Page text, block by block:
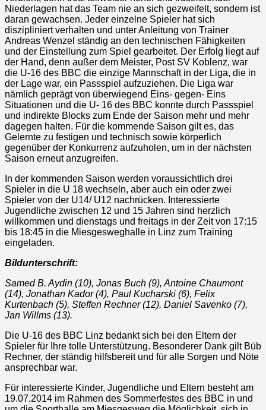
Niederlagen hat das Team nie an sich gezweifelt, sondern ist
daran gewachsen. Jeder einzelne Spieler hat sich
diszipliniert verhalten und unter Anleitung von Trainer
Andreas Wenzel ständig an den technischen Fähigkeiten
und der Einstellung zum Spiel gearbeitet. Der Erfolg liegt auf
der Hand, denn außer dem Meister, Post SV Koblenz, war
die U-16 des BBC die einzige Mannschaft in der Liga, die in
der Lage war, ein Passspiel aufzuziehen. Die Liga war
nämlich geprägt von überwiegend Eins- gegen- Eins
Situationen und die U- 16 des BBC konnte durch Passspiel
und indirekte Blocks zum Ende der Saison mehr und mehr
dagegen halten. Für die kommende Saison gilt es, das
Gelernte zu festigen und technisch sowie körperlich
gegenüber der Konkurrenz aufzuholen, um in der nächsten
Saison erneut anzugreifen.
In der kommenden Saison werden voraussichtlich drei
Spieler in die U 18 wechseln, aber auch ein oder zwei
Spieler von der U14/ U12 nachrücken. Interessierte
Jugendliche zwischen 12 und 15 Jahren sind herzlich
willkommen und dienstags und freitags in der Zeit von 17:15
bis 18:45 in die Miesgesweghalle in Linz zum Training
eingeladen.
Bildunterschrift:
Samed B. Aydin (10), Jonas Buch (9), Antoine Chaumont
(14), Jonathan Kador (4), Paul Kucharski (6), Felix
Kurtenbach (5), Steffen Rechner (12), Daniel Savenko (7),
Jan Willms (13).
Die U-16 des BBC Linz bedankt sich bei den Eltern der
Spieler für Ihre tolle Unterstützung. Besonderer Dank gilt Büb
Rechner, der ständig hilfsbereit und für alle Sorgen und Nöte
ansprechbar war.
Für interessierte Kinder, Jugendliche und Eltern besteht am
19.07.2014 im Rahmen des Sommerfestes des BBC in und